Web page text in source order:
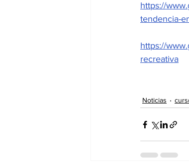
https://
tendencia-
https://
recreativa
Noticias